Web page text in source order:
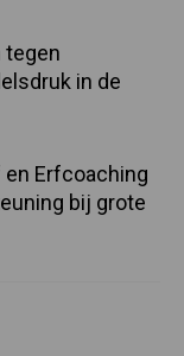
tegen
in de
Erfcoaching
bij grote